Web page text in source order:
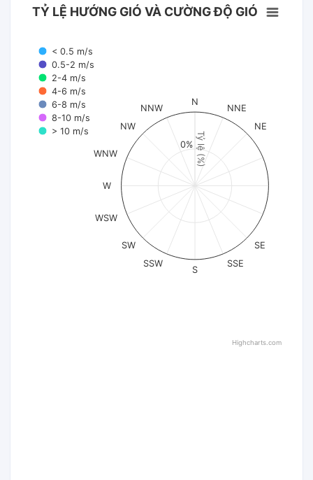
Tỷ lệ (%)
TỶ LỆ HƯỚNG GIÓ VÀ CƯỜNG ĐỘ GIÓ
< 0.5 m/s
0.5-2 m/s
2-4 m/s
4-6 m/s
6-8 m/s
8-10 m/s
> 10 m/s
N
NNE
NE
SE
SSE
S
SSW
SW
WSW
W
WNW
NW
NNW
0%
Highcharts.com